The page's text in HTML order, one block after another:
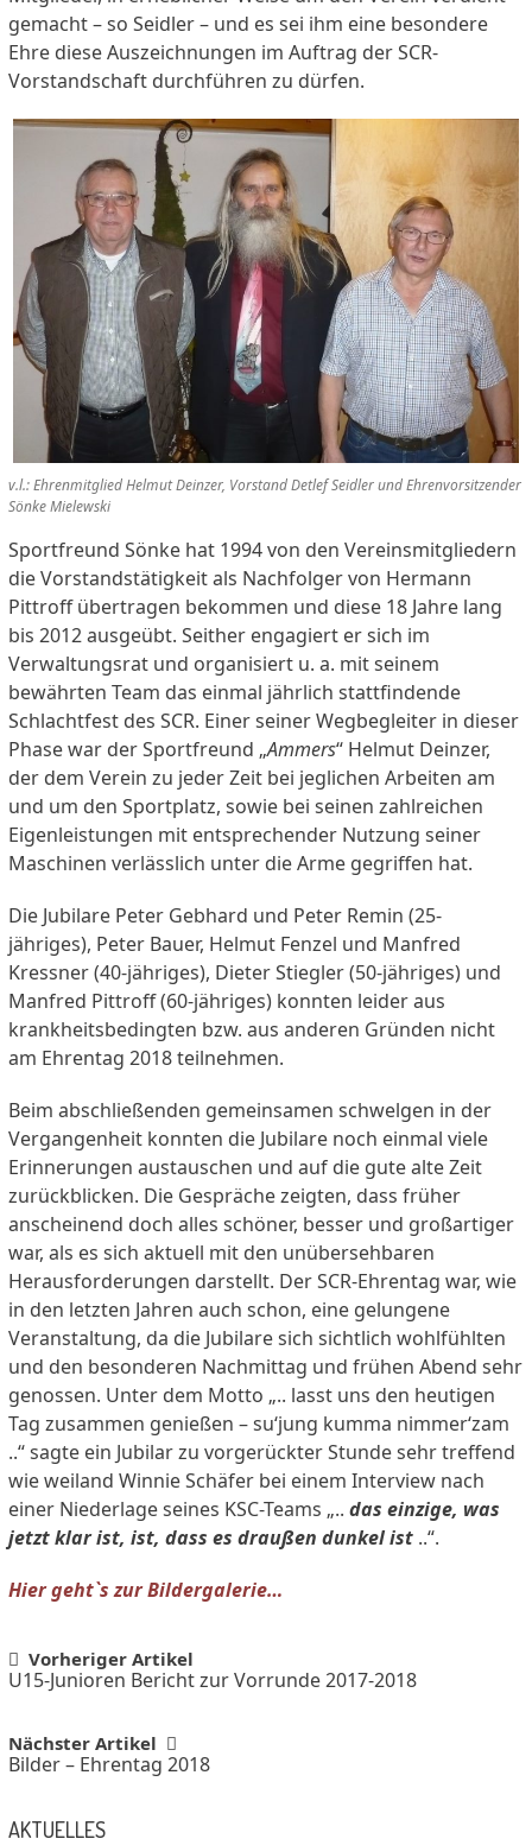
gemacht – so Seidler – und es sei ihm eine besondere
Ehre diese Auszeichnungen im Auftrag der SCR-
Vorstandschaft durchführen zu dürfen.
v.l.: Ehrenmitglied Helmut Deinzer, Vorstand Detlef Seidler und Ehrenvorsitzender
Sönke Mielewski
Sportfreund Sönke hat 1994 von den Vereinsmitgliedern
die Vorstandstätigkeit als Nachfolger von Hermann
Pittroff übertragen bekommen und diese 18 Jahre lang
bis 2012 ausgeübt. Seither engagiert er sich im
Verwaltungsrat und organisiert u. a. mit seinem
bewährten Team das einmal jährlich stattfindende
Schlachtfest des SCR. Einer seiner Wegbegleiter in dieser
Phase war der Sportfreund „Ammers“ Helmut Deinzer,
der dem Verein zu jeder Zeit bei jeglichen Arbeiten am
und um den Sportplatz, sowie bei seinen zahlreichen
Eigenleistungen mit entsprechender Nutzung seiner
Maschinen verlässlich unter die Arme gegriffen hat.
Die Jubilare Peter Gebhard und Peter Remin (25-
jähriges), Peter Bauer, Helmut Fenzel und Manfred
Kressner (40-jähriges), Dieter Stiegler (50-jähriges) und
Manfred Pittroff (60-jähriges) konnten leider aus
krankheitsbedingten bzw. aus anderen Gründen nicht
am Ehrentag 2018 teilnehmen.
Beim abschließenden gemeinsamen schwelgen in der
Vergangenheit konnten die Jubilare noch einmal viele
Erinnerungen austauschen und auf die gute alte Zeit
zurückblicken. Die Gespräche zeigten, dass früher
anscheinend doch alles schöner, besser und großartiger
war, als es sich aktuell mit den unübersehbaren
Herausforderungen darstellt. Der SCR-Ehrentag war, wie
in den letzten Jahren auch schon, eine gelungene
Veranstaltung, da die Jubilare sich sichtlich wohlfühlten
und den besonderen Nachmittag und frühen Abend sehr
genossen. Unter dem Motto „.. lasst uns den heutigen
Tag zusammen genießen – su‘jung kumma nimmer‘zam
..“ sagte ein Jubilar zu vorgerückter Stunde sehr treffend
wie weiland Winnie Schäfer bei einem Interview nach
einer Niederlage seines KSC-Teams „.. das einzige, was
jetzt klar ist, ist, dass es draußen dunkel ist ..“.
Hier geht`s zur Bildergalerie…
Post
navigation
Vorheriger Artikel
U15-Junioren Bericht zur Vorrunde 2017-2018
Nächster Artikel
Bilder – Ehrentag 2018
AKTUELLES